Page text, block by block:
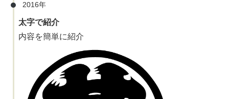
2016年
太字で紹介
内容を簡単に紹介